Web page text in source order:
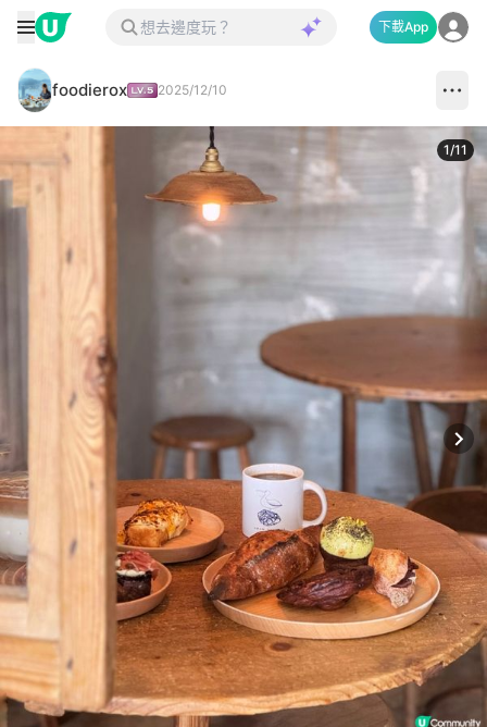
下載App
foodierox 2025/12/10
1/11